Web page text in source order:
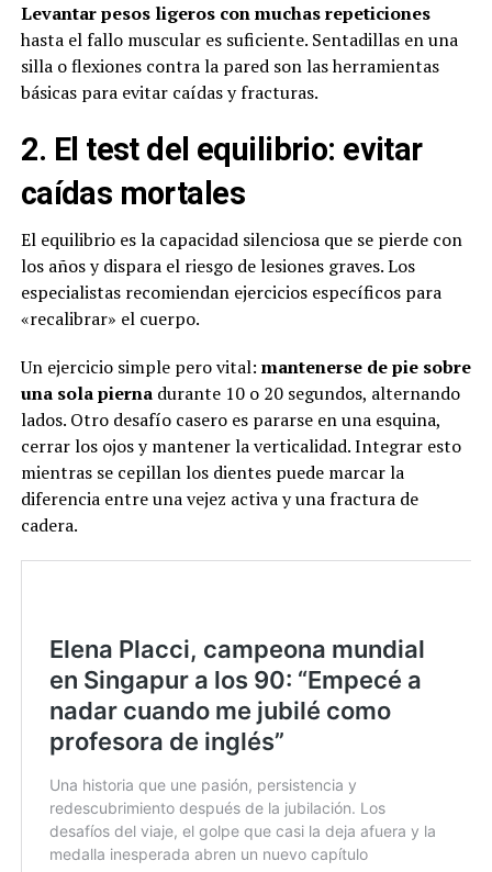
Levantar pesos ligeros con muchas repeticiones
hasta el fallo muscular es suficiente. Sentadillas en una
silla o flexiones contra la pared son las herramientas
básicas para evitar caídas y fracturas.
2. El test del equilibrio: evitar
caídas mortales
El equilibrio es la capacidad silenciosa que se pierde con
los años y dispara el riesgo de lesiones graves. Los
especialistas recomiendan ejercicios específicos para
«recalibrar» el cuerpo.
Un ejercicio simple pero vital: mantenerse de pie sobre
una sola piernadurante 10 o 20 segundos, alternando
lados. Otro desafío casero es pararse en una esquina,
cerrar los ojos y mantener la verticalidad. Integrar esto
mientras se cepillan los dientes puede marcar la
diferencia entre una vejez activa y una fractura de
cadera.